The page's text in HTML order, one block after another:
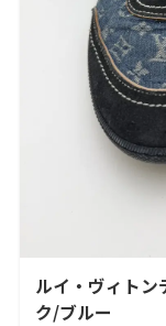
ルイ・ヴィトン
ク/ブルー